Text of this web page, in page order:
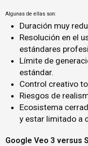
Algunas de ellas son:
Duración muy
Resolución en el
estándares
Límite de
estándar.
Control creativo
Riesgos de
Ecosistema
y estar limitado a
Google Veo 3 versus